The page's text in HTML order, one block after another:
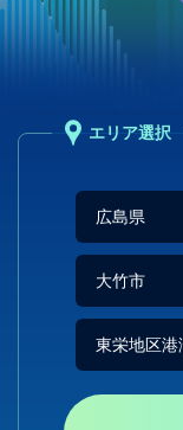
エリア選択